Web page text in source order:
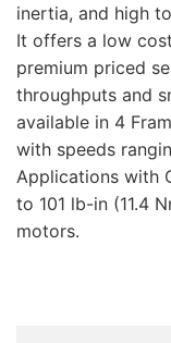
inertia, and high
It offers a low
premium priced
throughputs and
available in 4
with speeds
Applications with
to 101 lb-in (11.4
motors.